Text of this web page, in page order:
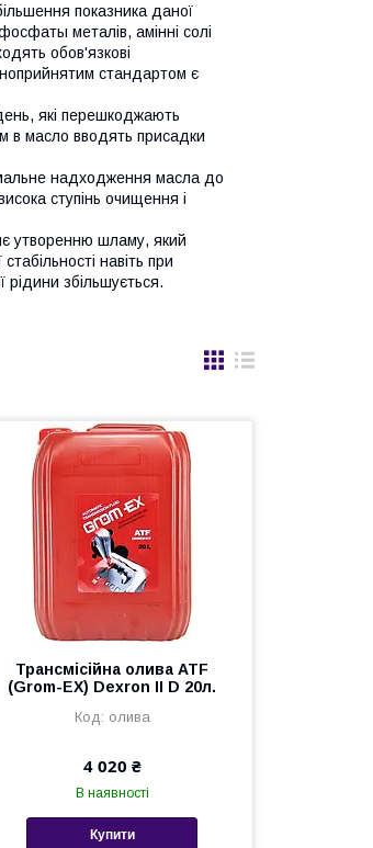
показника даної
металів, амінні солі
обов'язкові
стандартом є
які перешкоджають
в масло вводять присадки
надходження масла до
ступінь очищення і
утворенню шламу, який
навіть при
рідини збільшується.
Трансмісійна олива ATF
(Grom-EX) Dexron II D 20л.
олива
4 020 ₴
В наявності
Купити